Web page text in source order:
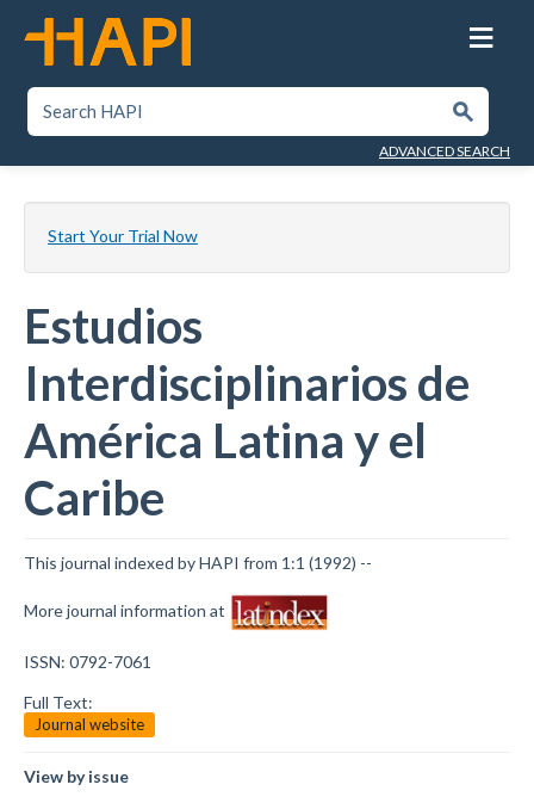
to
content
SEARCH HAPI
Submit
ADVANCED SEARCH
Start Your Trial Now
Estudios
Interdisciplinarios de
América Latina y el
Caribe
This journal indexed by HAPI from 1:1 (1992) --
More journal information at
ISSN: 0792-7061
Full Text:
Journal website
View by issue